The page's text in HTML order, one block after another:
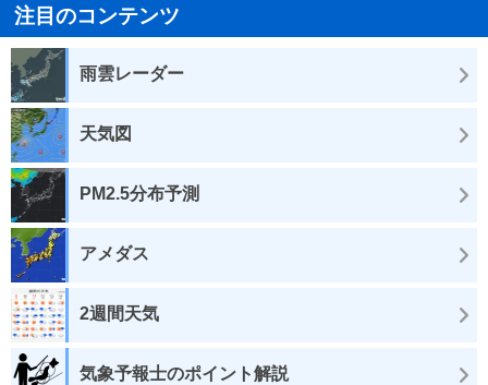
注目のコンテンツ
雨雲レーダー
天気図
PM2.5分布予測
アメダス
2週間天気
気象予報士のポイント解説